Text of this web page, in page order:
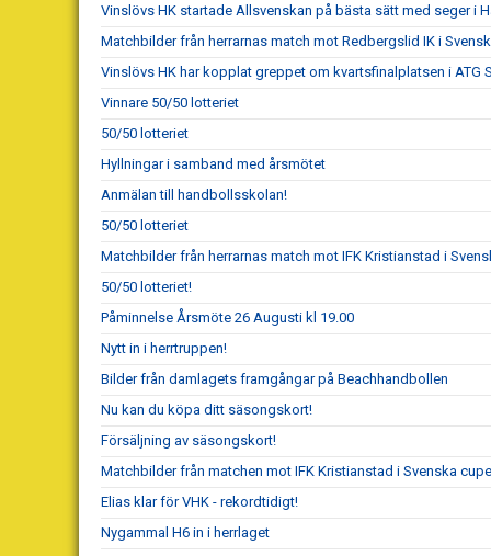
Vinslövs HK startade Allsvenskan på bästa sätt med seger i
Matchbilder från herrarnas match mot Redbergslid IK i
Vinslövs HK har kopplat greppet om kvartsfinalplatsen i ATG
Vinnare 50/50 lotteriet
50/50 lotteriet
Hyllningar i samband med årsmötet
Anmälan till handbollsskolan!
50/50 lotteriet
Matchbilder från herrarnas match mot IFK Kristianstad i
50/50 lotteriet!
Påminnelse Årsmöte 26 Augusti kl 19.00
Nytt in i herrtruppen!
Bilder från damlagets framgångar på Beachhandbollen
Nu kan du köpa ditt säsongskort!
Försäljning av säsongskort!
Matchbilder från matchen mot IFK Kristianstad i Svenska
Elias klar för VHK - rekordtidigt!
Nygammal H6 in i herrlaget